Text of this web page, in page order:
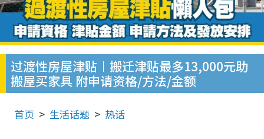
过渡性房屋津贴︱搬迁津贴最多13,000元助
搬屋买家具 附申请资格/方法/金额
首页 生活话题 热话